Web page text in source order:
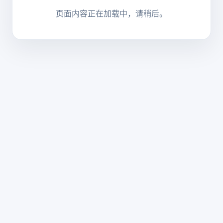
页面内容正在加载中，请稍后。